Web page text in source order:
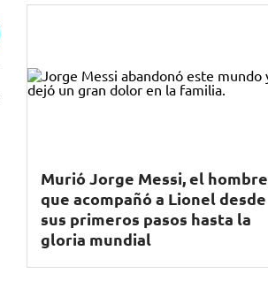
Murió Jorge Messi, el hombre
que acompañó a Lionel desde
sus primeros pasos hasta la
gloria mundial